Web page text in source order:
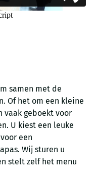
samen met de
Of het om een kleine
vaak geboekt voor
U kiest een leuke
een
Wij sturen u
stelt zelf het menu